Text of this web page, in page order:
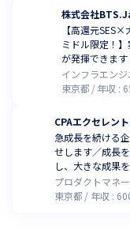
株式会社
【高還元
ミドル限定！
が発揮できます
インフラエンジ
東京都
年収 :
CPAエクセレン
急成長を続ける
せします／成長
し、大きな成果
プロダクトマネ
東京都
年収 :